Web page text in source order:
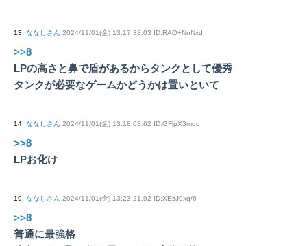
13: ななしさん 2024/11/01(金) 13:17:38.03 ID:RAQ+NnNxd
>>8
LPの高さと鼻で盾があるからタンクとして優秀
タンクが必要なゲームかどうかは置いといて
14: ななしさん 2024/11/01(金) 13:18:03.62 ID:GFlpX3mdd
>>8
LPお化け
19: ななしさん 2024/11/01(金) 13:23:21.92 ID:XEzJ9xq/6
>>8
普通に最強格